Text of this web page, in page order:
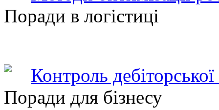
Поради в логістиці
Контроль
Поради для бізнесу